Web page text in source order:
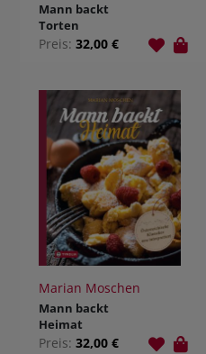
Mann backt
Torten
Preis: 32,00 €
Marian Moschen
Mann backt
Heimat
Preis: 32,00 €